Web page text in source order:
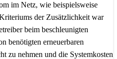
im Netz, wie beispielsweise
der Zusätzlichkeit war
beim beschleunigten
benötigten erneuerbaren
zu nehmen und die Systemkosten